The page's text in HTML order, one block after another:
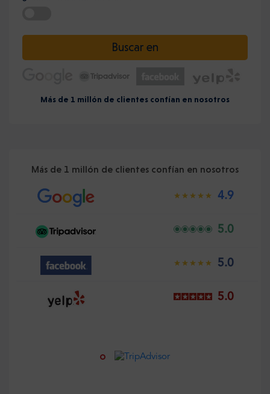
Buscar en
Más de 1 millón de clientes confían en nosotros
Más de 1 millón de clientes confían en nosotros
4.9
5.0
5.0
5.0